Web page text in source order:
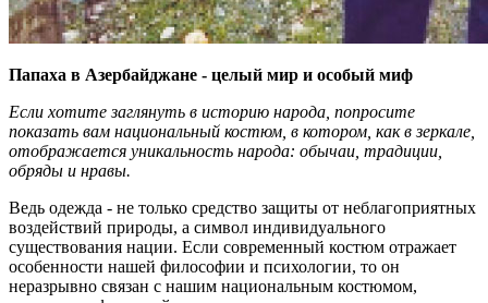
Папаха в Азербайджане - целый мир и особый миф
Если хотите заглянуть в историю народа, попросите
показать вам национальный костюм, в котором, как в зеркале,
отображается уникальность народа: обычаи, традиции,
обряды и нравы.
Ведь одежда - не только средство защиты от неблагоприятных
воздействий природы, а символ индивидуального
существования нации. Если современный костюм отражает
особенности нашей философии и психологии, то он
неразрывно связан с нашим национальным костюмом,